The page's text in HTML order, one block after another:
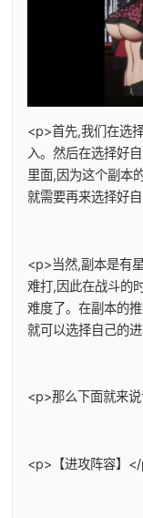
<p>首先,我们在选
入。然后在选择好
里面,因为这个副本
就需要再来选择好
<p>当然,副本是有
难打,因此在战斗的
难度了。在副本的
就可以选择自己的
<p>那么下面就来
<p>【进攻阵容】